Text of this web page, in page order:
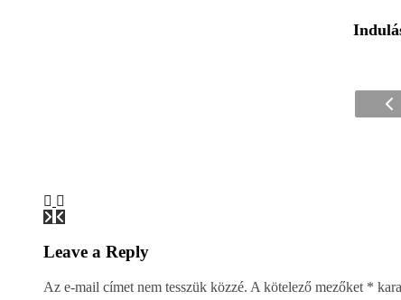
Leave a Reply
Az e-mail címet nem tesszük közzé. A kötelező mezőket *